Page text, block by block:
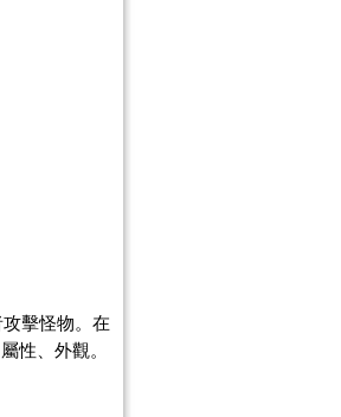
擊怪物。在
性、外觀。